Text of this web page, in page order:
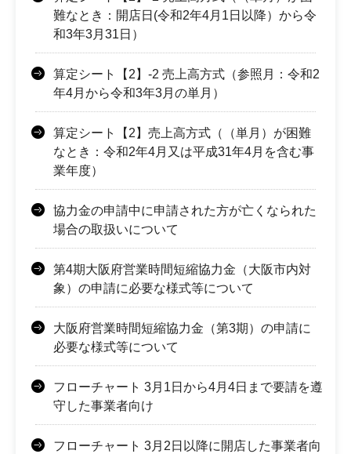
難なとき：開店日(令和2年4月1日以降）から令
和3年3月31日）
算定シート【2】-2 売上高方式（参照月：令和2
年4月から令和3年3月の単月）
算定シート【2】売上高方式（（単月）が困難
なとき：令和2年4月又は平成31年4月を含む事
業年度）
協力金の申請中に申請された方が亡くなられた
場合の取扱いについて
第4期大阪府営業時間短縮協力金（大阪市内対
象）の申請に必要な様式等について
大阪府営業時間短縮協力金（第3期）の申請に
必要な様式等について
フローチャート 3月1日から4月4日まで要請を遵
守した事業者向け
フローチャート 3月2日以降に開店した事業者向